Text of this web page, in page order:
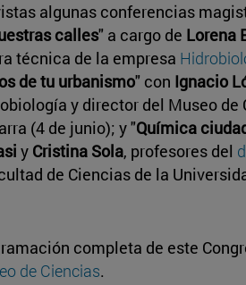
algunas conferencias
calles" a cargo de Lorena
técnica de la empresa
de tu urbanismo" con Ignacio
y director del Museo de
(4 de junio); y "Química
y Cristina Sola, profesores del
de Ciencias de la
completa de este
de Ciencias.